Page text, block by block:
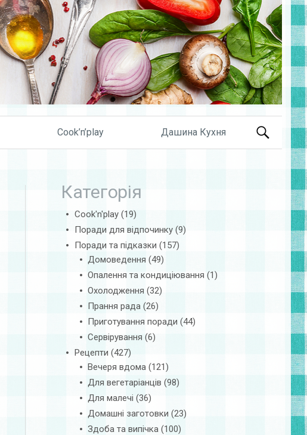
Cook’n’play Дашина Кухня Search
Категорія
Cook'n'play(19)
Поради для відпочинку(9)
Поради та підказки (157)
Домоведення (49)
Опалення та кондиціювання (1)
Охолодження (32)
Прання рада (26)
Приготування поради (44)
Сервірування (6)
Рецепти (427)
Вечеря вдома (121)
Для вегетаріанців (98)
Для малечі (36)
Домашні заготовки (23)
Здоба та випічка (100)